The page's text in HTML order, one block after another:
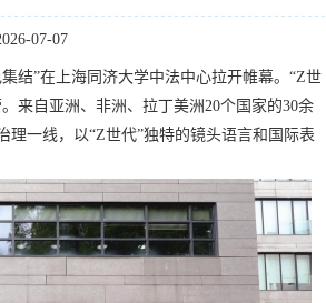
07-07
”在上海同济大学中法中心拉开帷幕。“Z世
来自亚洲、非洲、拉丁美洲20个国家的30余
一线，以“Z世代”独特的镜头语言和国际表